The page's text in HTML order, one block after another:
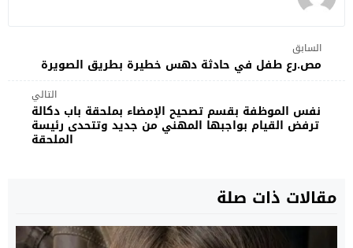
السابق
مص.رع طفل في حادثة دهس خطيرة بطريق الصويرة
التالي
نفس الموظفة بقسم تصحيح الإمضاء بملحقة باب دكالة
ترفض القيام بواجبها المهني من جديد وتتحدى رئيسة
الملحقة
مقالات ذات صلة